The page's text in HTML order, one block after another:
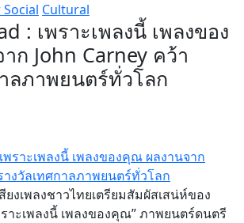
Cultural
: เพราะเพลงนี้ เพลงของ
ก John Carney คว้า
ลภาพยนตร์ทั่วโลก
งเพลงชาวไทยเตรียมสัมผัสเสน่ห์ของ
ราะเพลงนี้ เพลงของคุณ” ภาพยนตร์ดนตรี